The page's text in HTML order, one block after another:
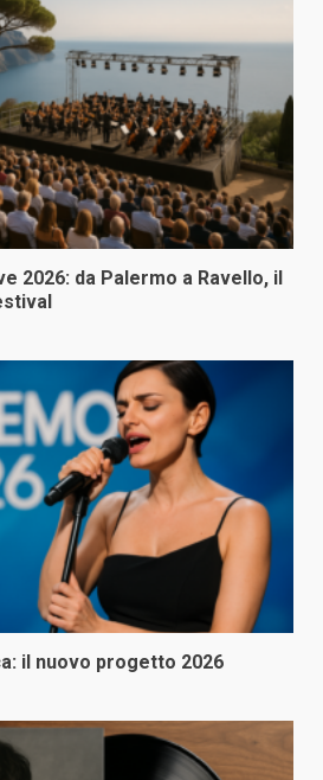
2026: da Palermo a Ravello, il
il nuovo progetto 2026